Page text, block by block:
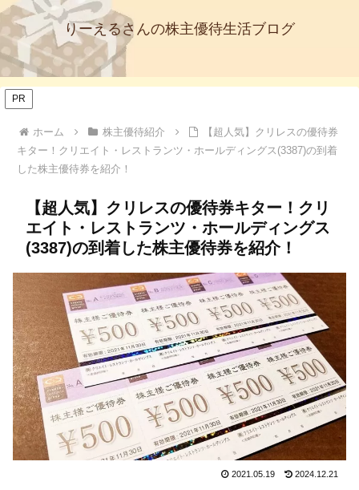
りーえるさんの株主優待生活ブログ
PR
ホーム 株主優待紹介
【超人気】クリレスの優待券
キター！クリエイト・レストランツ・ホールディングス(3387)の到着
した株主優待券を紹介！
【超人気】クリレスの優待券キター！クリ
エイト・レストランツ・ホールディングス
(3387)の到着した株主優待券を紹介！
2021.05.19 2024.12.21